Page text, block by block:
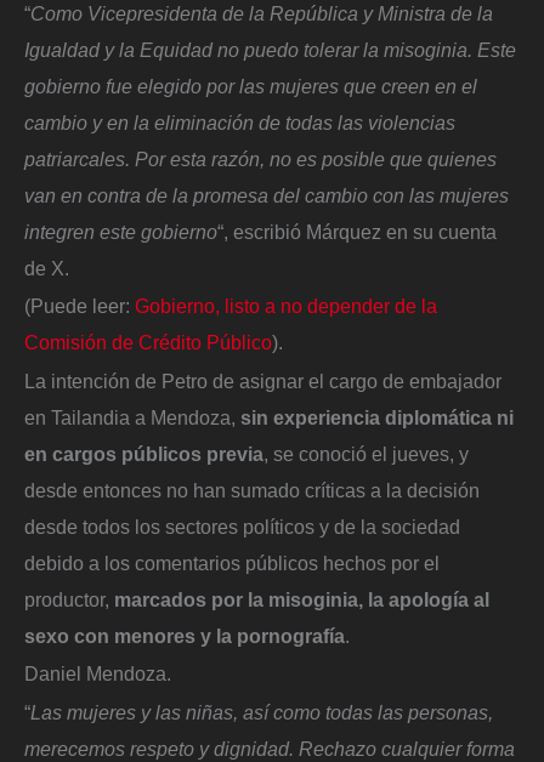
“Como Vicepresidenta de la República y Ministra de la
Igualdad y la Equidad no puedo tolerar la misoginia. Este
gobierno fue elegido por las mujeres que creen en el
cambio y en la eliminación de todas las violencias
patriarcales. Por esta razón, no es posible que quienes
van en contra de la promesa del cambio con las mujeres
integren este gobierno“, escribió Márquez en su cuenta
de X.
(Puede leer: Gobierno, listo a no depender de la
Comisión de Crédito Público).
La intención de Petro de asignar el cargo de embajador
en Tailandia a Mendoza, sin experiencia diplomática ni
en cargos públicos previa, se conoció el jueves, y
desde entonces no han sumado críticas a la decisión
desde todos los sectores políticos y de la sociedad
debido a los comentarios públicos hechos por el
productor, marcados por la misoginia, la apología al
sexo con menores y la pornografía.
Daniel Mendoza.
“Las mujeres y las niñas, así como todas las personas,
merecemos respeto y dignidad. Rechazo cualquier forma